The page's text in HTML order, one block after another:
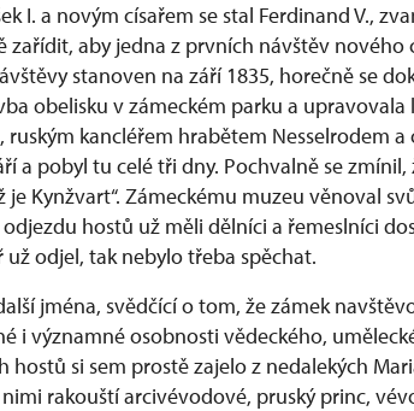
I. a novým císařem se stal Ferdinand V.,
zařídit, aby jedna z prvních návštěv nového
stanoven na září 1835, horečně se
obelisku v zámeckém parku a upravovala
ruským kancléřem hrabětem Nesselrodem a
a pobyl tu celé tři dny. Pochvalně se zmínil,
Kynžvart“. Zámeckému muzeu věnoval
hostů už měli dělníci a řemeslníci
odjel, tak nebylo třeba spěchat.
jména, svědčící o tom, že zámek
i významné osobnosti vědeckého,
si sem prostě zajelo z nedalekých
rakouští arcivévodové, pruský princ,